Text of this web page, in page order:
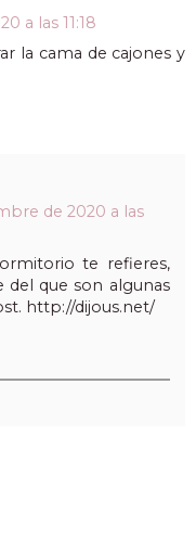
a las 11:18
la cama de cajones y
de 2020 a las
te refieres,
del que son algunas
http://dijous.net/